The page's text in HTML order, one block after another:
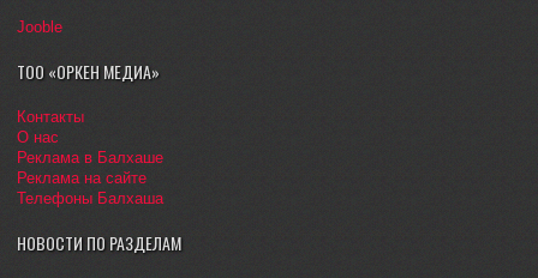
Jooble
ТОО «ОРКЕН МЕДИА»
Контакты
О нас
Реклама в Балхаше
Реклама на сайте
Телефоны Балхаша
НОВОСТИ ПО РАЗДЕЛАМ